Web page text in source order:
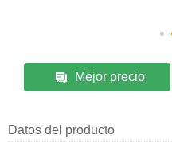
Mejor precio
Datos del producto